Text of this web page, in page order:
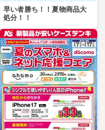
早い者勝ち！！夏物商品大
処分！！